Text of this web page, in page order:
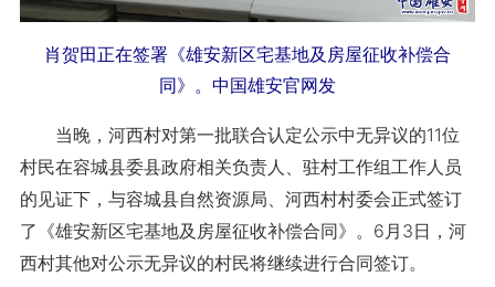
肖贺田正在签署《雄安新区宅基地及房屋征收补偿合
同》。中国雄安官网发
当晚，河西村对第一批联合认定公示中无异议的11位
村民在容城县委县政府相关负责人、驻村工作组工作人员
的见证下，与容城县自然资源局、河西村村委会正式签订
了《雄安新区宅基地及房屋征收补偿合同》。6月3日，河
西村其他对公示无异议的村民将继续进行合同签订。